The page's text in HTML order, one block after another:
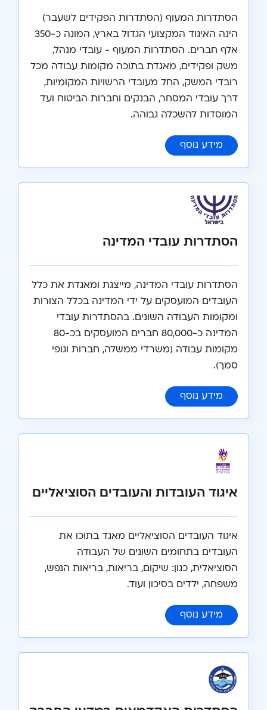
הסתדרות המעוף (הסתדרות הפקידים לשעבר)
הינה האיגוד המקצועי הגדול בארץ, המונה כ-350
אלף חברים. הסתדרות המעוף - עובדי מנהל,
משק ופקידים, מאגדת בתוכה מקומות עבודה מכל
רובדי המשק, החל מעובדי הרשויות המקומיות,
דרך עובדי המסחר, הבנקים וחברות הביטוח ועד
המוסדות להשכלה גבוהה.
מידע נוסף
: הסתדרות המעוף
הסתדרות עובדי המדינה
הסתדרות עובדי המדינה, מייצגת ומאגדת את כלל
העובדים המועסקים על ידי המדינה בכלל הצורות
ומקומות העבודה השונים. בהסתדרות עובדי
המדינה כ-80,000 חברים המועסקים בכ-80
מקומות עבודה (משרדי ממשלה, חברות וגופי
סמך).
מידע נוסף
: הסתדרות עובדי המדינה
איגוד העובדות והעובדים הסוציאליים
איגוד העובדים הסוציאליים מאגד בתוכו את
העובדים בתחומים השונים של העבודה
הסוציאלית, כגון: שיקום, בריאות, בריאות הנפש,
משפחה, ילדים בסיכון ועוד.
מידע נוסף
: איגוד העובדות והעובדים הסוציאליים